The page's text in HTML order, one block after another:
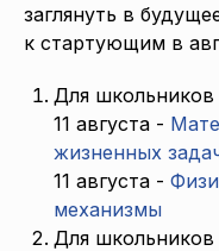
заглянуть в
к стартующим в
Для
11 августа -
жизненных
11 августа -
механизмы
Для